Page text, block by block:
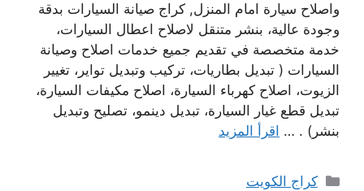
واصلاح سيارة امام المنزل, كراج صيانة السيارات بدقة
وجودة عالية، بنشر متنقل لاصلاح اعطال السيارات،
خدمة متخصصة في تقديم جميع خدمات اصلاح وصيانة
السيارات ( تبديل بطاريات، تركيب وتبديل تواير، تغيير
الزيوت، اصلاح كهرباء السيارة، اصلاح مكيفات السيارة،
تبديل قطع غيار السيارة، تبديل دينمو، تصليح وتبديل
بنشر) . … اقرأ المزيد
التصنيفات
كراج الكويت